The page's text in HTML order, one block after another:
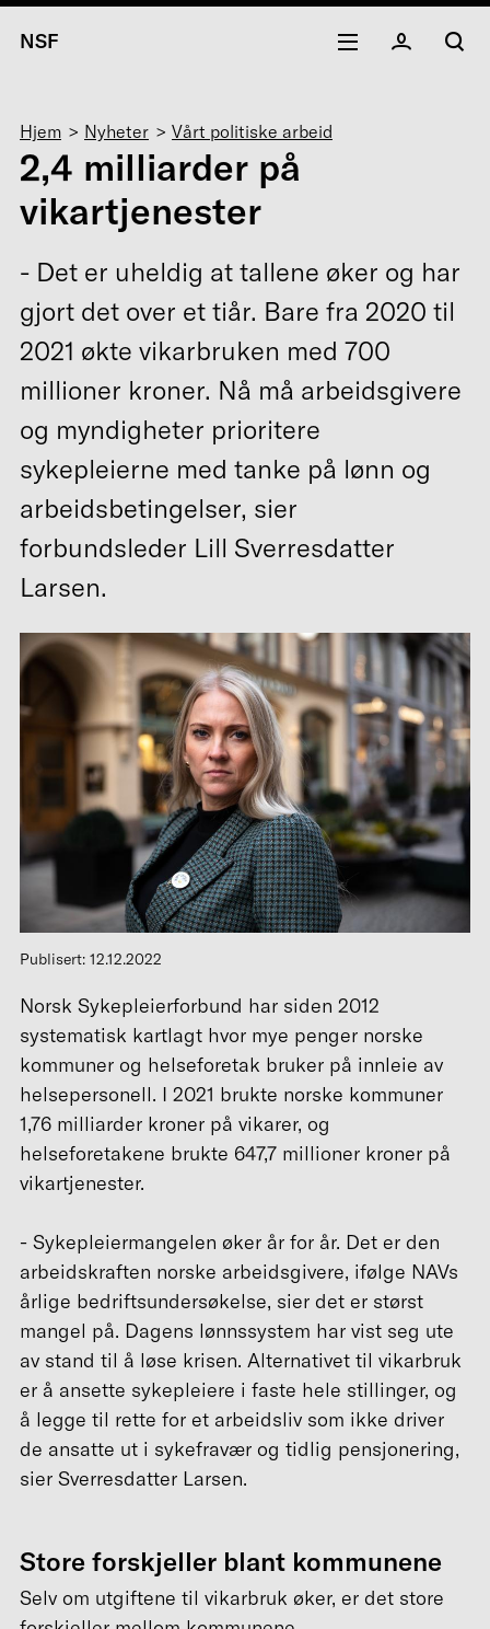
NSF
Navigasjonssti
Hjem Nyheter Vårt politiske arbeid
2,4 milliarder på
vikartjenester
- Det er uheldig at tallene øker og har
gjort det over et tiår. Bare fra 2020 til
2021 økte vikarbruken med 700
millioner kroner. Nå må arbeidsgivere
og myndigheter prioritere
sykepleierne med tanke på lønn og
arbeidsbetingelser, sier
forbundsleder Lill Sverresdatter
Larsen.
Publisert: 12.12.2022
Norsk Sykepleierforbund har siden 2012
systematisk kartlagt hvor mye penger norske
kommuner og helseforetak bruker på innleie av
helsepersonell. I 2021 brukte norske kommuner
1,76 milliarder kroner på vikarer, og
helseforetakene brukte 647,7 millioner kroner på
vikartjenester.
- Sykepleiermangelen øker år for år. Det er den
arbeidskraften norske arbeidsgivere, ifølge NAVs
årlige bedriftsundersøkelse, sier det er størst
mangel på. Dagens lønnssystem har vist seg ute
av stand til å løse krisen. Alternativet til vikarbruk
er å ansette sykepleiere i faste hele stillinger, og
å legge til rette for et arbeidsliv som ikke driver
de ansatte ut i sykefravær og tidlig pensjonering,
sier Sverresdatter Larsen.
Store forskjeller blant kommunene
Selv om utgiftene til vikarbruk øker, er det store